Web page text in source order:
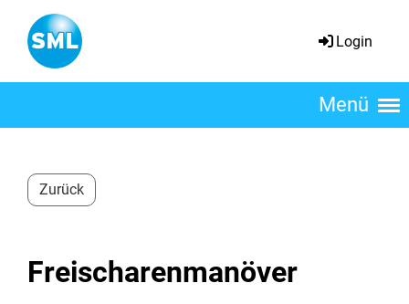
Login
Menü
Zurück
Freischarenmanöver